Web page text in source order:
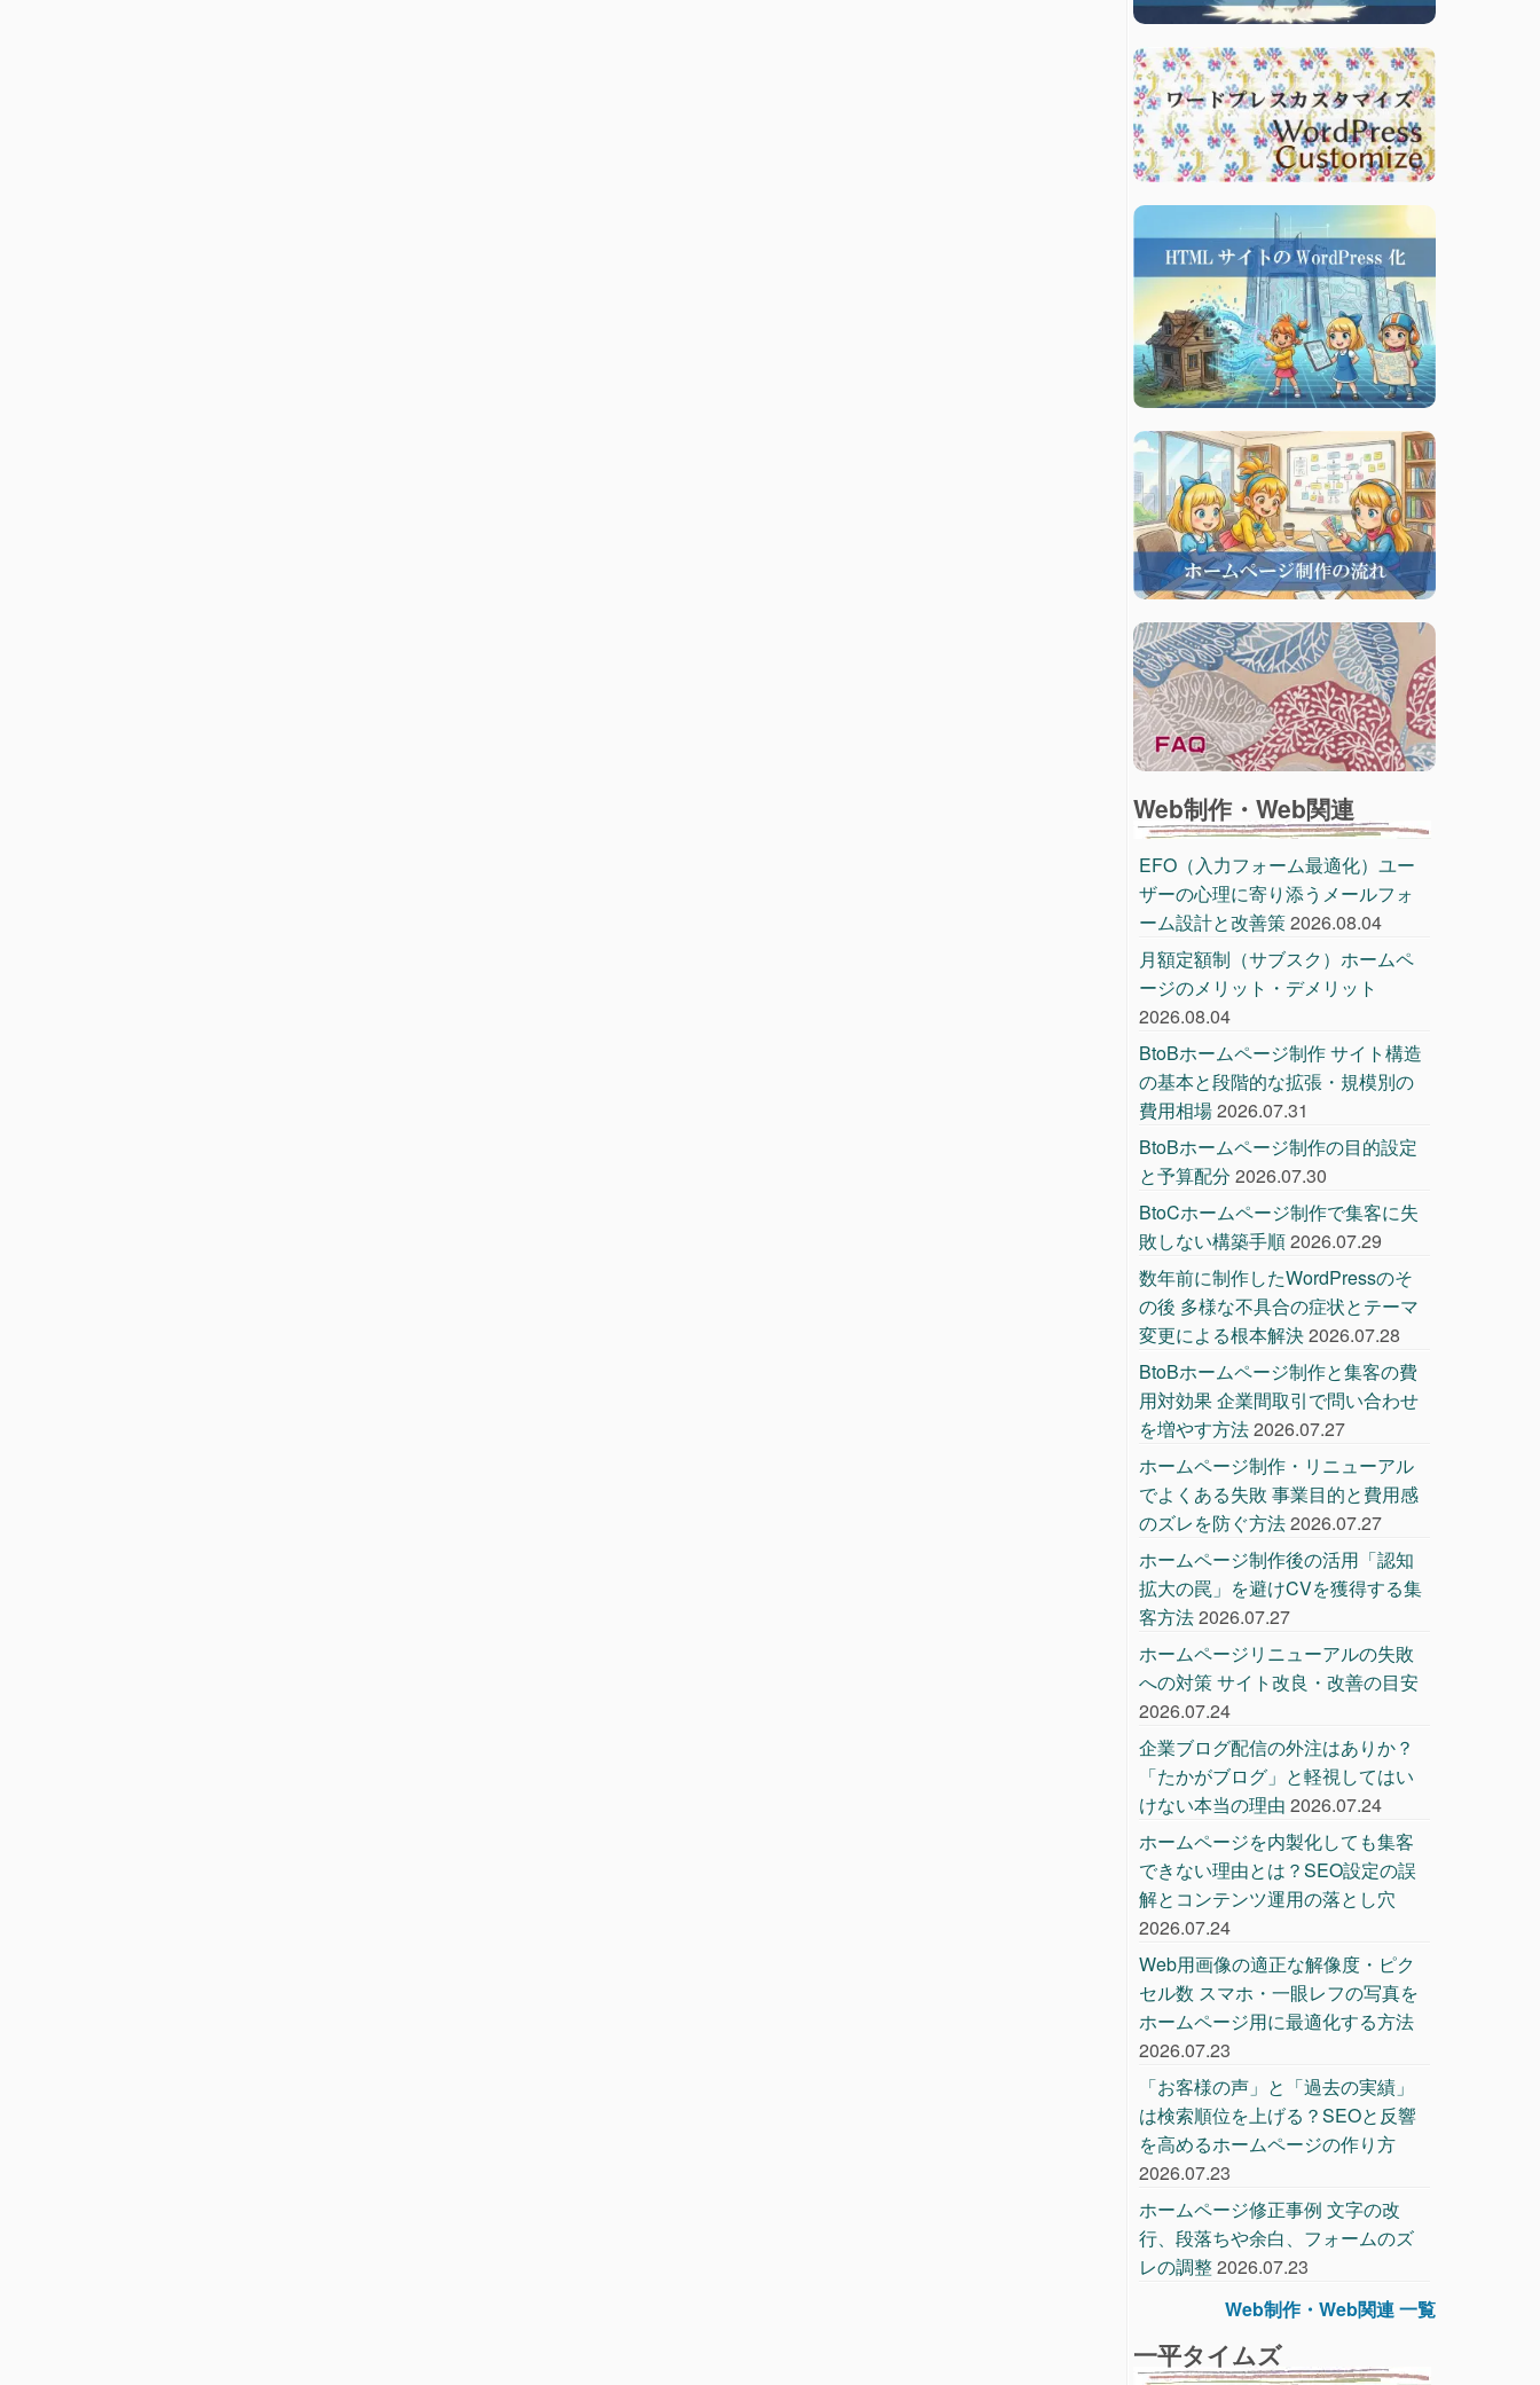
Web制作・Web関連
EFO（入力フォーム最適化）ユー
ザーの心理に寄り添うメールフォ
ーム設計と改善策2026.08.04
月額定額制（サブスク）ホームペ
ージのメリット・デメリット
2026.08.04
BtoBホームページ制作 サイト構造
の基本と段階的な拡張・規模別の
費用相場2026.07.31
BtoBホームページ制作の目的設定
と予算配分 2026.07.30
BtoCホームページ制作で集客に失
敗しない構築手順2026.07.29
数年前に制作したWordPressのそ
の後 多様な不具合の症状とテーマ
変更による根本解決2026.07.28
BtoBホームページ制作と集客の費
用対効果 企業間取引で問い合わせ
を増やす方法2026.07.27
ホームページ制作・リニューアル
でよくある失敗 事業目的と費用感
のズレを防ぐ方法2026.07.27
ホームページ制作後の活用「認知
拡大の罠」を避けCVを獲得する集
客方法2026.07.27
ホームページリニューアルの失敗
への対策 サイト改良・改善の目安
2026.07.24
企業ブログ配信の外注はありか？
「たかがブログ」と軽視してはい
けない本当の理由 2026.07.24
ホームページを内製化しても集客
できない理由とは？SEO設定の誤
解とコンテンツ運用の落とし穴
2026.07.24
Web用画像の適正な解像度・ピク
セル数 スマホ・一眼レフの写真を
ホームページ用に最適化する方法
2026.07.23
「お客様の声」と「過去の実績」
は検索順位を上げる？SEOと反響
を高めるホームページの作り方
2026.07.23
ホームページ修正事例 文字の改
行、段落ちや余白、フォームのズ
レの調整2026.07.23
Web制作・Web関連 一覧
一平タイムズ